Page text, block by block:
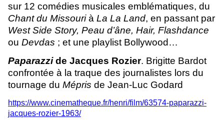
sur 12 comédies musicales emblématiques, du
Chant du Missourià La La Land, en passant par
West Side Story, Peau d’âne, Hair, Flashdance
ou Devdas ; et une playlist Bollywood…
Paparazzide Jacques Rozier. Brigitte Bardot
confrontée à la traque des journalistes lors du
tournage du Mépris de Jean-Luc Godard
https://www.cinematheque.fr/henri/film/63574-paparazzi-
jacques-rozier-1963/